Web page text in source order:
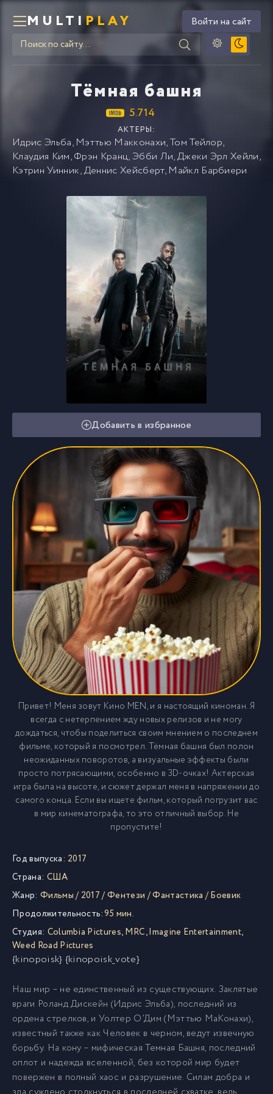
MULTIPLAY Войти на сайт
Тёмная башня
5.714
АКТЕРЫ:
Идрис Эльба, Мэттью Макконахи,Том Тейлор,
Клаудия Ким,Фрэн Кранц, Эбби Ли,Джеки Эрл Хейли,
Кэтрин Уинник,Деннис Хейсберт, Майкл Барбиери
Добавить в избранное
Привет! Меня зовут Кино MEN, и я настоящий киноман. Я
всегда с нетерпением жду новых релизов и не могу
дождаться, чтобы поделиться своим мнением о последнем
фильме, который я посмотрел. Тёмная башня был полон
неожиданных поворотов, а визуальные эффекты были
просто потрясающими, особенно в 3D-очках! Актерская
игра была на высоте, и сюжет держал меня в напряжении до
самого конца. Если вы ищете фильм, который погрузит вас
в мир кинематографа, то это отличный выбор. Не
пропустите!
Год выпуска: 2017
Страна: США
Жанр: Фильмы/ 2017/Фентези /Фантастика /Боевик
Продолжительность:95 мин.
Студия: Columbia Pictures,MRC,Imagine Entertainment,
Weed Road Pictures
{kinopoisk} {kinopoisk_vote}
Наш мир – не единственный из существующих. Заклятые
враги Роланд Дискейн (Идрис Эльба), последний из
ордена стрелков, и Уолтер О’Дим (Мэттью МаКонахи),
известный также как Человек в черном, ведут извечную
борьбу. На кону – мифическая Темная Башня, последний
оплот и надежда вселенной, без которой мир будет
повержен в полный хаос и разрушение. Силам добра и